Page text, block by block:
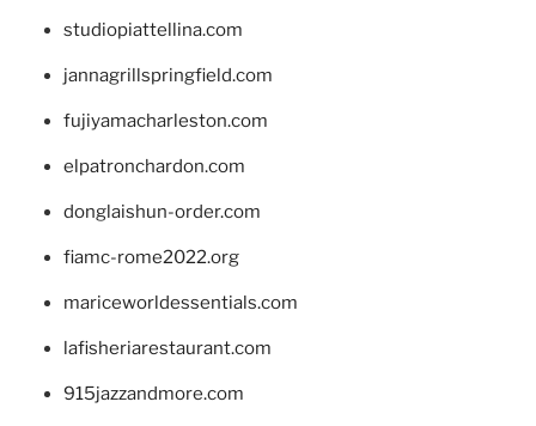
studiopiattellina.com
jannagrillspringfield.com
fujiyamacharleston.com
elpatronchardon.com
donglaishun-order.com
fiamc-rome2022.org
mariceworldessentials.com
lafisheriarestaurant.com
915jazzandmore.com